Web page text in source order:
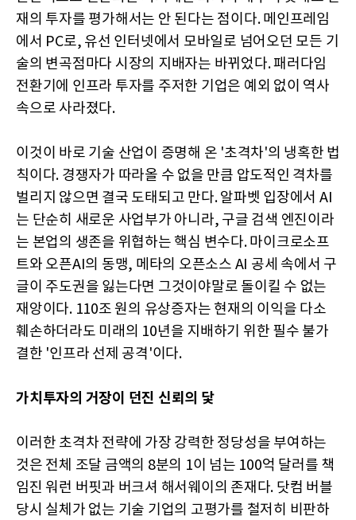
재의 투자를 평가해서는 안 된다는 점이다. 메인프레임
에서 PC로, 유선 인터넷에서 모바일로 넘어오던 모든 기
술의 변곡점마다 시장의 지배자는 바뀌었다. 패러다임
전환기에 인프라 투자를 주저한 기업은 예외 없이 역사
속으로 사라졌다.
이것이 바로 기술 산업이 증명해 온 '초격차'의 냉혹한 법
칙이다. 경쟁자가 따라올 수 없을 만큼 압도적인 격차를
벌리지 않으면 결국 도태되고 만다. 알파벳 입장에서 AI
는 단순히 새로운 사업부가 아니라, 구글 검색 엔진이라
는 본업의 생존을 위협하는 핵심 변수다. 마이크로소프
트와 오픈AI의 동맹, 메타의 오픈소스 AI 공세 속에서 구
글이 주도권을 잃는다면 그것이야말로 돌이킬 수 없는
재앙이다. 110조 원의 유상증자는 현재의 이익을 다소
훼손하더라도 미래의 10년을 지배하기 위한 필수 불가
결한 '인프라 선제 공격'이다.
가치투자의 거장이 던진 신뢰의 닻
이러한 초격차 전략에 가장 강력한 정당성을 부여하는
것은 전체 조달 금액의 8분의 1이 넘는 100억 달러를 책
임진 워런 버핏과 버크셔 해서웨이의 존재다. 닷컴 버블
당시 실체가 없는 기술 기업의 고평가를 철저히 비판하